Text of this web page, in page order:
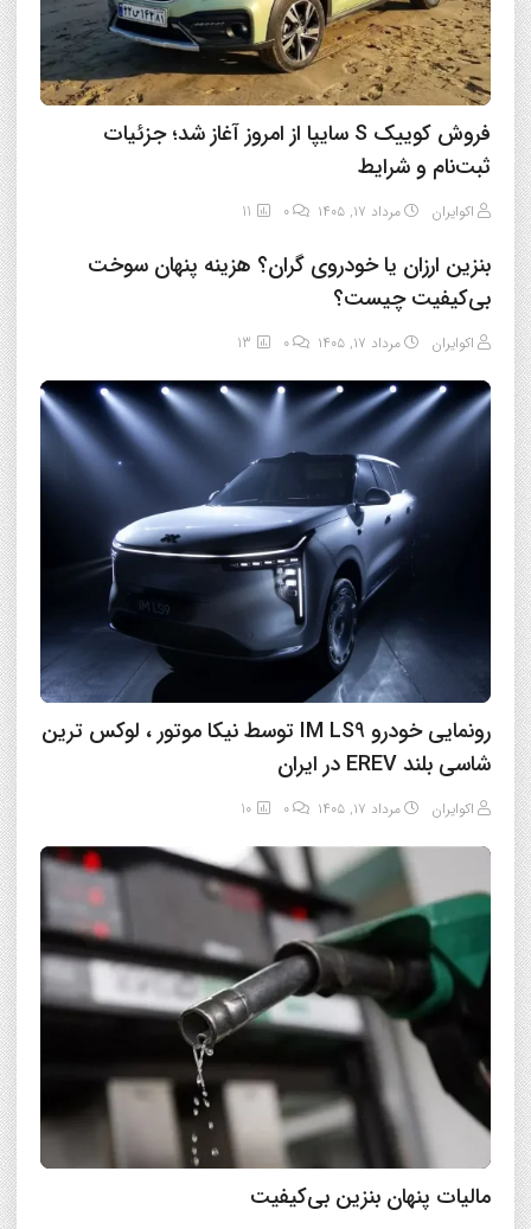
فروش کوییک S سایپا از امروز آغاز شد؛ جزئیات
ثبت‌نام و شرایط
اکوایران مرداد ۱۷, ۱۴۰۵ 0
11
بنزین ارزان یا خودروی گران؟ هزینه پنهان سوخت
بی‌کیفیت چیست؟
اکوایران مرداد ۱۷, ۱۴۰۵ 0
13
رونمایی خودرو IM LS9 توسط نیکا موتور ، لوکس ترین
شاسی بلند EREV در ایران
اکوایران مرداد ۱۷, ۱۴۰۵ 0
10
مالیات پنهان بنزین بی‌کیفیت